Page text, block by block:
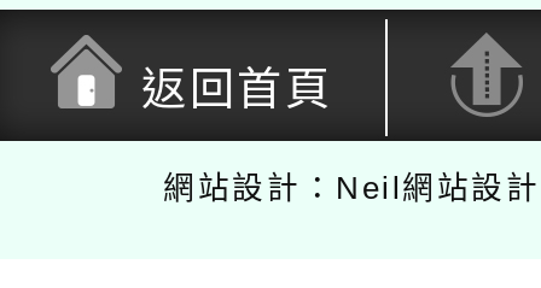
返回首頁
網站設計：Neil網站設